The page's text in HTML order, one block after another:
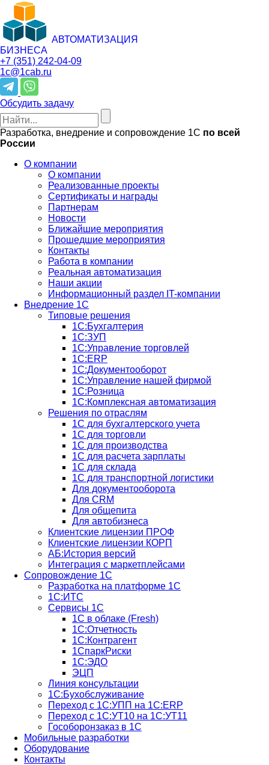
АВТОМАТИЗАЦИЯ
БИЗНЕСА
+7 (351) 242-04-09
1c@1cab.ru
Обсудить задачу
Разработка, внедрение и сопровождение 1С по всей
России
О компании
О компании
Реализованные проекты
Сертификаты и награды
Партнерам
Новости
Ближайшие мероприятия
Прошедшие мероприятия
Контакты
Работа в компании
Реальная автоматизация
Наши акции
Информационный раздел IT-компании
Внедрение 1С
Типовые решения
1С:Бухгалтерия
1С:ЗУП
1С:Управление торговлей
1С:ERP
1C:Документооборот
1С:Управление нашей фирмой
1С:Розница
1С:Комплексная автоматизация
Решения по отраслям
1С для бухгалтерского учета
1С для торговли
1С для производства
1C для расчета зарплаты
1С для склада
1С для транспортной логистики
Для документооборота
Для CRM
Для общепита
Для автобизнеса
Клиентские лицензии ПРОФ
Клиентские лицензии КОРП
АБ:История версий
Интеграция с маркетплейсами
Сопровождение 1С
Разработка на платформе 1С
1С:ИТС
Сервисы 1С
1С в облаке (Fresh)
1С:Отчетность
1С:Контрагент
1СпаркРиски
1С:ЭДО
ЭЦП
Линия консультации
1С:Бухобслуживание
Переход с 1С:УПП на 1С:ERP
Переход с 1С:УТ10 на 1С:УТ11
Гособоронзаказ в 1С
Мобильные разработки
Оборудование
Контакты